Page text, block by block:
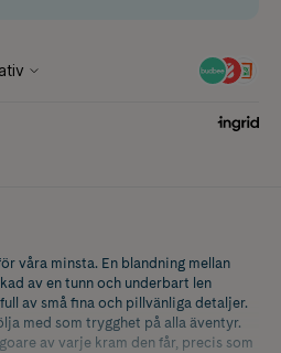
våra minsta. En blandning mellan
av en tunn och underbart len
av små fina och pillvänliga detaljer.
med som trygghet på alla äventyr.
av varje kram den får, precis som